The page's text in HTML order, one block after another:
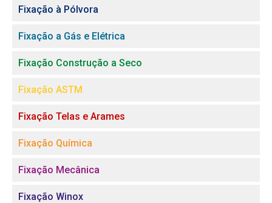
Fixação à Pólvora
Fixação a Gás e Elétrica
Fixação Construção a Seco
Fixação ASTM
Fixação Telas e Arames
Fixação Química
Fixação Mecânica
Fixação Winox